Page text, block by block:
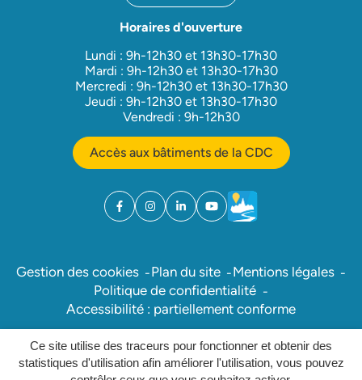
Ce site utilise des traceurs pour fonctionner et obtenir des
statistiques d'utilisation afin améliorer l'utilisation, vous pouvez
Horaires d'ouverture
Lundi : 9h-12h30 et 13h30-17h30
Mardi : 9h-12h30 et 13h30-17h30
Mercredi : 9h-12h30 et 13h30-17h30
Jeudi : 9h-12h30 et 13h30-17h30
Vendredi : 9h-12h30
Accès aux bâtiments de la CDC
Facebook
(ouverture dans un nouvel onglet)
Instagram
(ouverture dans un nouvel onglet)
Linkedin
(ouverture dans un nouvel onglet)
YouTube
(ouverture dans un nouvel
Météo
(ouverture dans un
Gestion des cookies Plan du site
Mentions légales
Politique de confidentialité
Accessibilité : partiellement conforme
Site réalisé parInovagora (ouverture dans un